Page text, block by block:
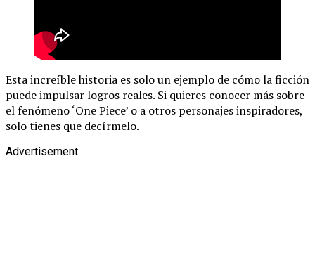
Esta increíble historia es solo un ejemplo de cómo la ficción
puede impulsar logros reales. Si quieres conocer más sobre
el fenómeno ‘One Piece’ o a otros personajes inspiradores,
solo tienes que decírmelo.
Advertisement